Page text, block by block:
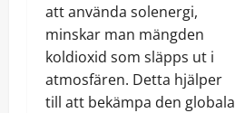
att använda solenergi,
minskar man mängden
koldioxid som släpps ut i
atmosfären. Detta hjälper
till att bekämpa den globala